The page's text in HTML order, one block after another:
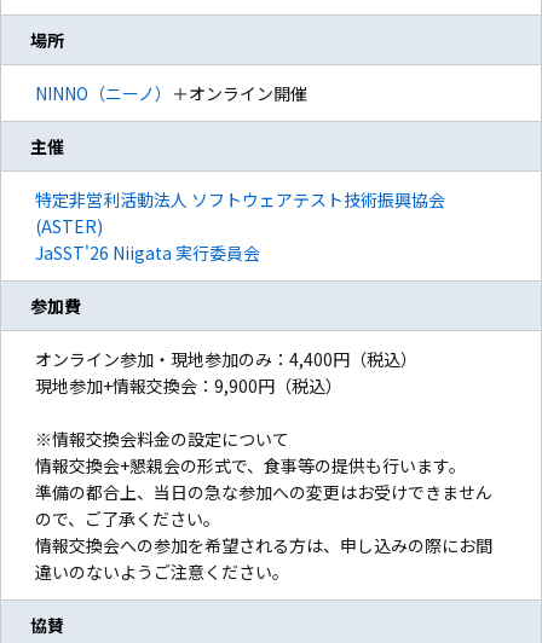
場所
NINNO（ニーノ） ＋オンライン開催
主催
特定非営利活動法人 ソフトウェアテスト技術振興協会
(ASTER)
JaSST'26 Niigata 実行委員会
参加費
オンライン参加・現地参加のみ：4,400円（税込）
現地参加+情報交換会：9,900円（税込）
※情報交換会料金の設定について
情報交換会+懇親会の形式で、食事等の提供も行います。
準備の都合上、当日の急な参加への変更はお受けできません
ので、ご了承ください。
情報交換会への参加を希望される方は、申し込みの際にお間
違いのないようご注意ください。
協賛